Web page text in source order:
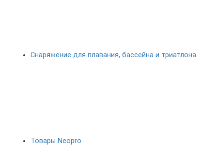
Снаряжение для плавания, бассейна и триатлона
Товары Neopro